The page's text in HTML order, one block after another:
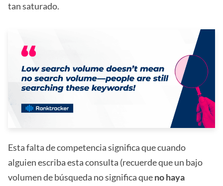
tan saturado.
Esta falta de competencia significa que cuando
alguien escriba esta consulta (recuerde que un bajo
volumen de búsqueda no significa queno haya